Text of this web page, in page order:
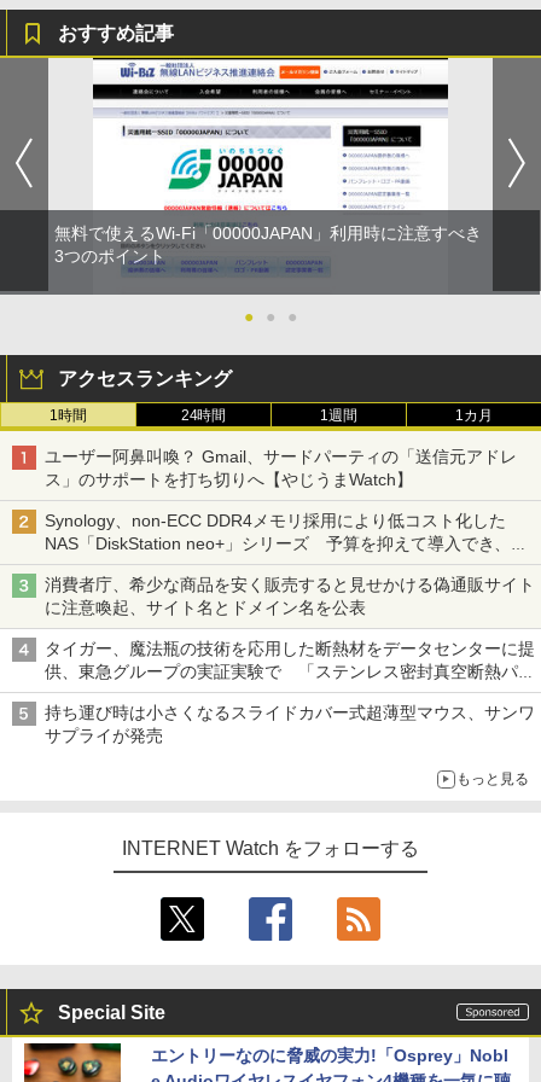
おすすめ記事
無料で使えるWi-Fi「00000JAPAN」利用時に注意すべき
3つのポイント
● ● ●
アクセスランキング
1時間 24時間 1週間 1カ月
ユーザー阿鼻叫喚？ Gmail、サードパーティの「送信元アドレ
ス」のサポートを打ち切りへ【やじうまWatch】
Synology、non-ECC DDR4メモリ採用により低コスト化した
NAS「DiskStation neo+」シリーズ 予算を抑えて導入でき、
ECCメモリへのアップグレードも可能
消費者庁、希少な商品を安く販売すると見せかける偽通販サイト
に注意喚起、サイト名とドメイン名を公表
タイガー、魔法瓶の技術を応用した断熱材をデータセンターに提
供、東急グループの実証実験で 「ステンレス密封真空断熱パネ
ル TIVIP」
持ち運び時は小さくなるスライドカバー式超薄型マウス、サンワ
サプライが発売
もっと見る
INTERNET Watch をフォローする
Special Site
エントリーなのに脅威の実力!「Osprey」Nobl